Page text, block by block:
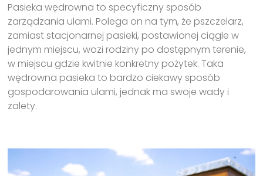
Pasieka wędrowna to specyficzny sposób
zarządzania ulami. Polega on na tym, że pszczelarz,
zamiast stacjonarnej pasieki, postawionej ciągle w
jednym miejscu, wozi rodziny po dostępnym terenie,
w miejscu gdzie kwitnie konkretny pożytek. Taka
wędrowna pasieka to bardzo ciekawy sposób
gospodarowania ulami, jednak ma swoje wady i
zalety.